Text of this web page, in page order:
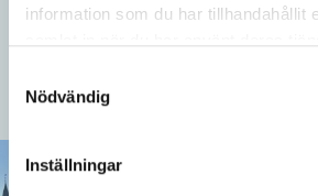
information som du har tillhandahållit
Nödvändig
Inställningar
Flydende bredmåtter
Alt i vand